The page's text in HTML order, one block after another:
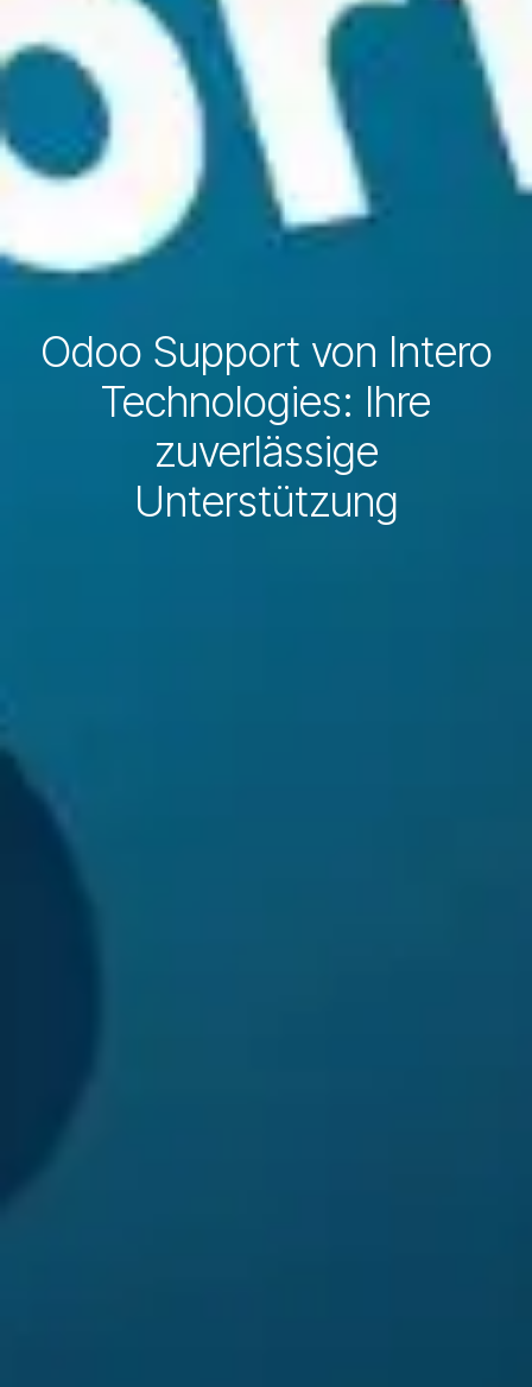
Odoo Support von Intero
Technologies: Ihre
zuverlässige
Unterstützung